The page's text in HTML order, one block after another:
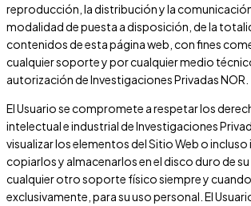
reproducción, la distribución y la
modalidad de puesta a disposición, de la
contenidos de esta página web, con fines
cualquier soporte y por cualquier medio
autorización deInvestigaciones Privadas NOR
El Usuario se compromete a respetar los
intelectual e industrial deInvestigaciones
visualizar los elementos del Sitio Web o incluso
copiarlos y almacenarlos en el disco duro de
cualquier otro soporte físico siempre y cuando
exclusivamente, para su uso personal. El